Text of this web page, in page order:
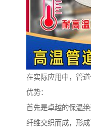
在实际应用中，管
优势：
首先是卓越的保温
纤维交织而成，形